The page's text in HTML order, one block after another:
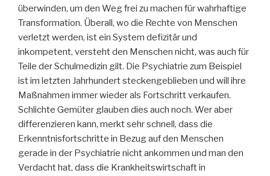
überwinden, um den Weg frei zu machen für wahrhaftige
Transformation. Überall, wo die Rechte von Menschen
verletzt werden, ist ein System defizitär und
inkompetent, versteht den Menschen nicht, was auch für
Teile der Schulmedizin gilt. Die Psychiatrie zum Beispiel
ist im letzten Jahrhundert steckengeblieben und will ihre
Maßnahmen immer wieder als Fortschritt verkaufen.
Schlichte Gemüter glauben dies auch noch. Wer aber
differenzieren kann, merkt sehr schnell, dass die
Erkenntnisfortschritte in Bezug auf den Menschen
gerade in der Psychiatrie nicht ankommen und man den
Verdacht hat, dass die Krankheitswirtschaft in